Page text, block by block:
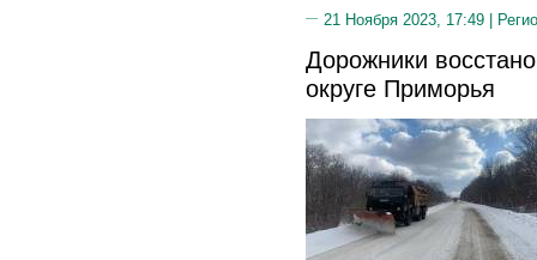
21 Ноября 2023, 17:49 |
Дорожники
округе Приморья